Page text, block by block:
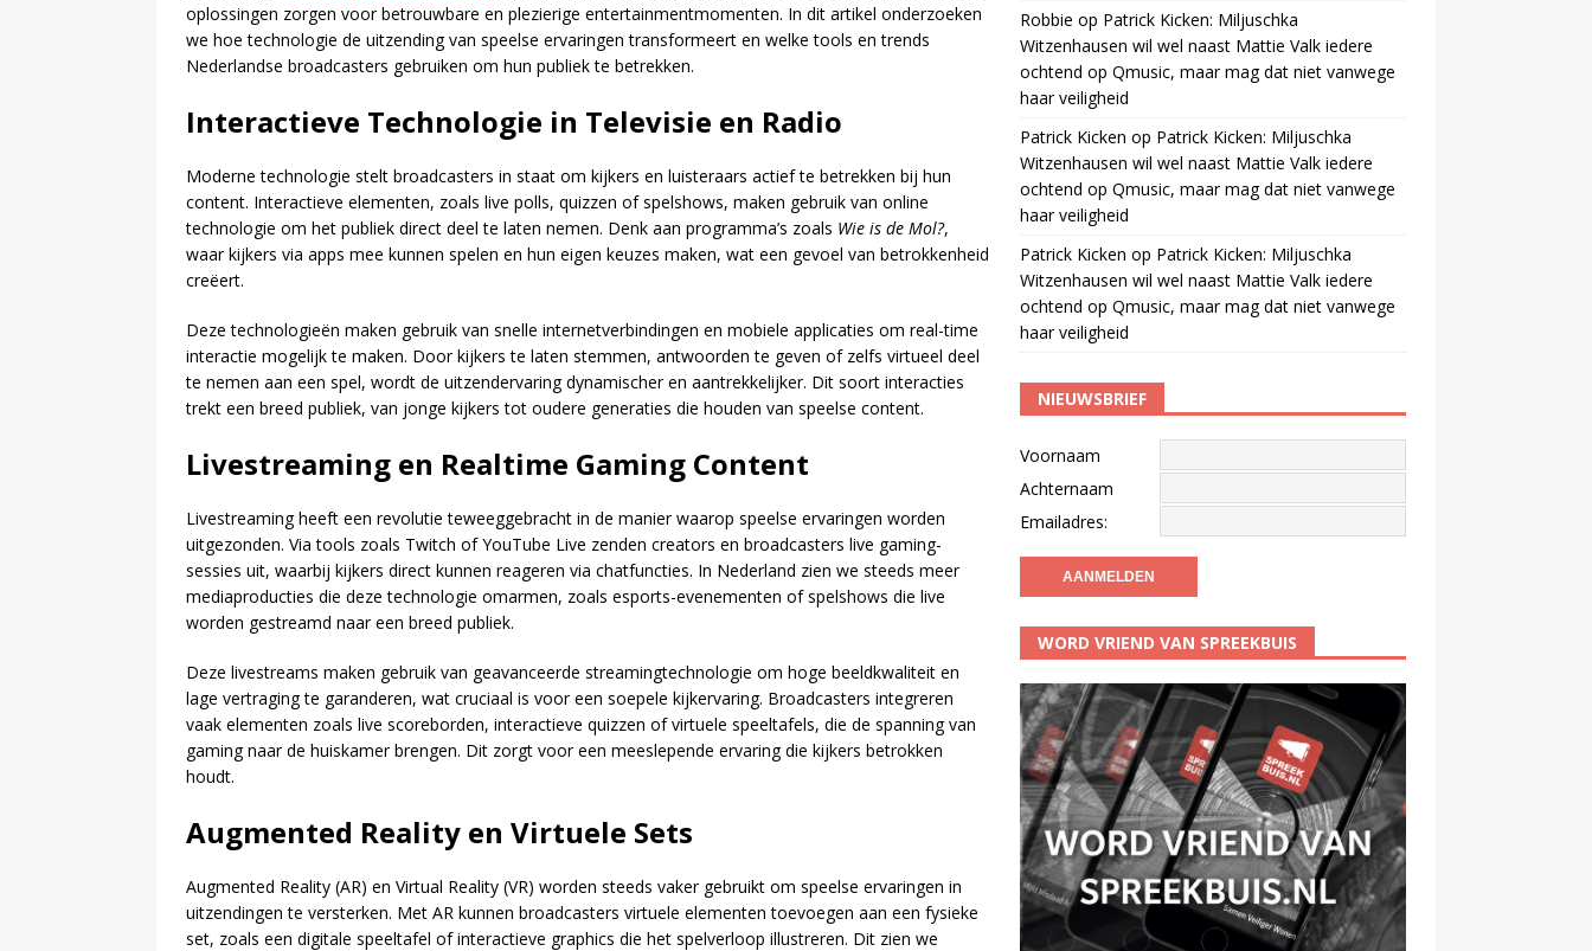
oplossingen zorgen voor betrouwbare en plezierige entertainmentmomenten. In dit artikel onderzoeken
we hoe technologie de uitzending van speelse ervaringen transformeert en welke tools en trends
Nederlandse broadcasters gebruiken om hun publiek te betrekken.
Interactieve Technologie in Televisie en Radio
Moderne technologie stelt broadcasters in staat om kijkers en luisteraars actief te betrekken bij hun
content. Interactieve elementen, zoals live polls, quizzen of spelshows, maken gebruik van online
technologie om het publiek direct deel te laten nemen. Denk aan programma’s zoals Wie is de Mol?,
waar kijkers via apps mee kunnen spelen en hun eigen keuzes maken, wat een gevoel van betrokkenheid
creëert.
Deze technologieën maken gebruik van snelle internetverbindingen en mobiele applicaties om real-time
interactie mogelijk te maken. Door kijkers te laten stemmen, antwoorden te geven of zelfs virtueel deel
te nemen aan een spel, wordt de uitzendervaring dynamischer en aantrekkelijker. Dit soort interacties
trekt een breed publiek, van jonge kijkers tot oudere generaties die houden van speelse content.
Livestreaming en Realtime Gaming Content
Livestreaming heeft een revolutie teweeggebracht in de manier waarop speelse ervaringen worden
uitgezonden. Via tools zoals Twitch of YouTube Live zenden creators en broadcasters live gaming-
sessies uit, waarbij kijkers direct kunnen reageren via chatfuncties. In Nederland zien we steeds meer
mediaproducties die deze technologie omarmen, zoals esports-evenementen of spelshows die live
worden gestreamd naar een breed publiek.
Deze livestreams maken gebruik van geavanceerde streamingtechnologie om hoge beeldkwaliteit en
lage vertraging te garanderen, wat cruciaal is voor een soepele kijkervaring. Broadcasters integreren
vaak elementen zoals live scoreborden, interactieve quizzen of virtuele speeltafels, die de spanning van
gaming naar de huiskamer brengen. Dit zorgt voor een meeslepende ervaring die kijkers betrokken
houdt.
Augmented Reality en Virtuele Sets
Augmented Reality (AR) en Virtual Reality (VR) worden steeds vaker gebruikt om speelse ervaringen in
uitzendingen te versterken. Met AR kunnen broadcasters virtuele elementen toevoegen aan een fysieke
set, zoals een digitale speeltafel of interactieve graphics die het spelverloop illustreren. Dit zien we
Robbie op Patrick Kicken: Miljuschka
Witzenhausen wil wel naast Mattie Valk iedere
ochtend op Qmusic, maar mag dat niet vanwege
haar veiligheid
Patrick Kicken op Patrick Kicken: Miljuschka
Witzenhausen wil wel naast Mattie Valk iedere
ochtend op Qmusic, maar mag dat niet vanwege
haar veiligheid
Patrick Kicken op Patrick Kicken: Miljuschka
Witzenhausen wil wel naast Mattie Valk iedere
ochtend op Qmusic, maar mag dat niet vanwege
haar veiligheid
NIEUWSBRIEF
Voornaam
Achternaam
Emailadres:
WORD VRIEND VAN SPREEKBUIS